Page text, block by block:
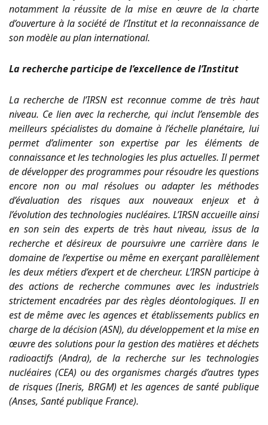
notamment la réussite de la mise en œuvre de la charte
d’ouverture à la société de l’Institut et la reconnaissance de
son modèle au plan international.
La recherche participe de l’excellence de l’Institut
La recherche de l’IRSN est reconnue comme de très haut
niveau. Ce lien avec la recherche, qui inclut l’ensemble des
meilleurs spécialistes du domaine à l’échelle planétaire, lui
permet d’alimenter son expertise par les éléments de
connaissance et les technologies les plus actuelles. Il permet
de développer des programmes pour résoudre les questions
encore non ou mal résolues ou adapter les méthodes
d’évaluation des risques aux nouveaux enjeux et à
l’évolution des technologies nucléaires. L’IRSN accueille ainsi
en son sein des experts de très haut niveau, issus de la
recherche et désireux de poursuivre une carrière dans le
domaine de l’expertise ou même en exerçant parallèlement
les deux métiers d’expert et de chercheur. L’IRSN participe à
des actions de recherche communes avec les industriels
strictement encadrées par des règles déontologiques. Il en
est de même avec les agences et établissements publics en
charge de la décision (ASN), du développement et la mise en
œuvre des solutions pour la gestion des matières et déchets
radioactifs (Andra), de la recherche sur les technologies
nucléaires (CEA) ou des organismes chargés d’autres types
de risques (Ineris, BRGM) et les agences de santé publique
(Anses, Santé publique France).